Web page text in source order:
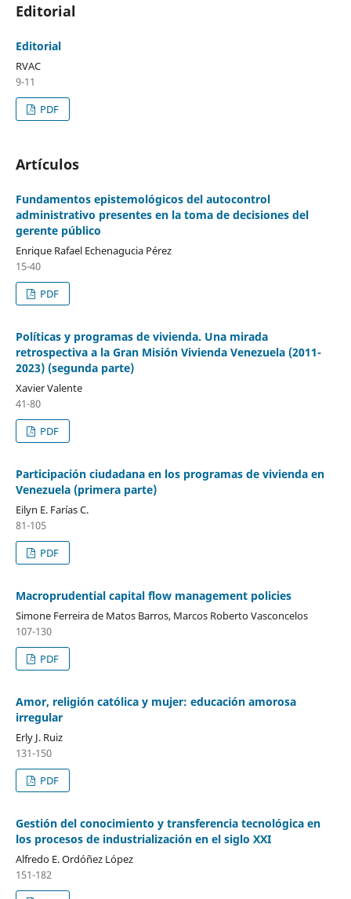
Editorial
Editorial
RVAC
9-11
PDF
Artículos
Fundamentos epistemológicos del autocontrol
administrativo presentes en la toma de decisiones del
gerente público
Enrique Rafael Echenagucia Pérez
15-40
PDF
Políticas y programas de vivienda. Una mirada
retrospectiva a la Gran Misión Vivienda Venezuela (2011-
2023) (segunda parte)
Xavier Valente
41-80
PDF
Participación ciudadana en los programas de vivienda en
Venezuela (primera parte)
Eilyn E. Farías C.
81-105
PDF
Macroprudential capital flow management policies
Simone Ferreira de Matos Barros, Marcos Roberto Vasconcelos
107-130
PDF
Amor, religión católica y mujer: educación amorosa
irregular
Erly J. Ruiz
131-150
PDF
Gestión del conocimiento y transferencia tecnológica en
los procesos de industrialización en el siglo XXI
Alfredo E. Ordóñez López
151-182